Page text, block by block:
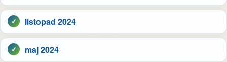
listopad 2024
maj 2024